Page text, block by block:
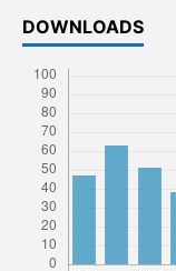
DOWNLOADS